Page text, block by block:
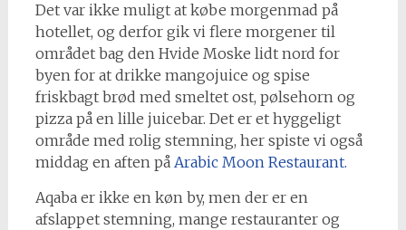
Det var ikke muligt at købe morgenmad på
hotellet, og derfor gik vi flere morgener til
området bag den Hvide Moske lidt nord for
byen for at drikke mangojuice og spise
friskbagt brød med smeltet ost, pølsehorn og
pizza på en lille juicebar. Det er et hyggeligt
område med rolig stemning, her spiste vi også
middag en aften på Arabic Moon Restaurant.
Aqaba er ikke en køn by, men der er en
afslappet stemning, mange restauranter og